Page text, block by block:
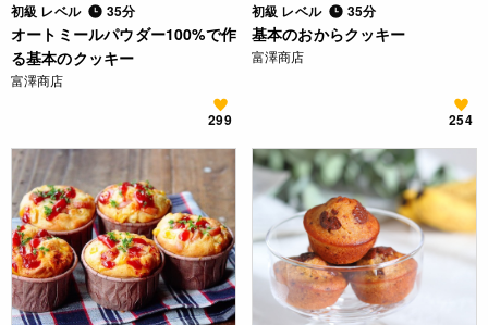
初級 レベル 35分
オートミールパウダー100%で作
る基本のクッキー
富澤商店
299
初級 レベル 35分
基本のおからクッキー
富澤商店
254